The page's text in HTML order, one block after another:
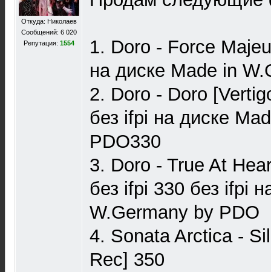
Откуда: Николаев
Сообщений: 6 020
Репутация: 1554
1. Doro - Force
на диске Made in
2. Doro - Doro
без ifpi на диске
PDO330
3. Doro - True At
без ifpi 330 без ifpi
W.Germany by PDO
4. Sonata Arctica -
Rec] 350